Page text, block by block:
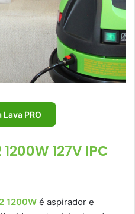
PRO
127V IPC
1200W é aspirador e